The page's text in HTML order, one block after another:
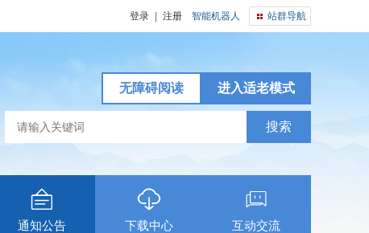
站群导航
登录 注册 智能机器人
进入适老模式
无障碍阅读
通知公告 下载中心 互动交流